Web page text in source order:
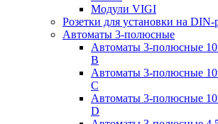
Модули VIGI
Розетки для установки на DIN-
Автоматы 3-полюсные
Автоматы 3-полюсные
B
Автоматы 3-полюсные
C
Автоматы 3-полюсные
D